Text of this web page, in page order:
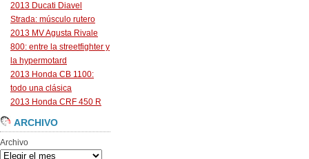
2013 Ducati Diavel
Strada: músculo rutero
2013 MV Agusta Rivale
800: entre la streetfighter y
la hypermotard
2013 Honda CB 1100:
todo una clásica
2013 Honda CRF 450 R
ARCHIVO
Archivo